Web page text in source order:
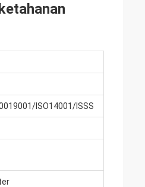
ISO14001/ISSS